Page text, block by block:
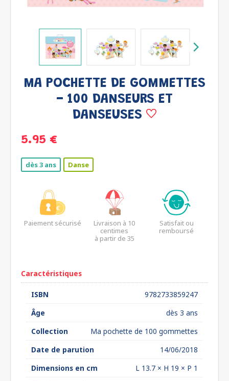
MA POCHETTE DE GOMMETTES
- 100 DANSEURS ET
DANSEUSES
5.95 €
dès 3 ans Danse
Paiement sécurisé
Livraison à 10
centimes
à partir de 35
Satisfait ou
remboursé
Caractéristiques
ISBN
9782733859247
Âge
dès 3 ans
Collection
Ma pochette de 100 gommettes
Date de parution
14/06/2018
Dimensions en cm
L 13.7 × H 19 × P 1